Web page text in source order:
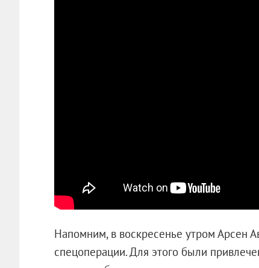
Напомним, в воскресенье утром Арсен
спецоперации. Для этого были